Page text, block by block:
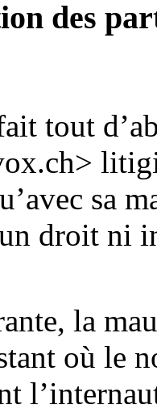
des
tout
sa
droit ni
la
où le